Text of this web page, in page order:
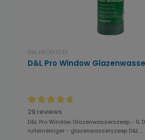
D&L PRODUCTS
D&L Pro Window
Gemiddelde waardering van 4.84
29 reviews
D&L Pro Window Glazenwasserszeep - 1L
ruitenreiniger - glazenwasserszeep D&L ...